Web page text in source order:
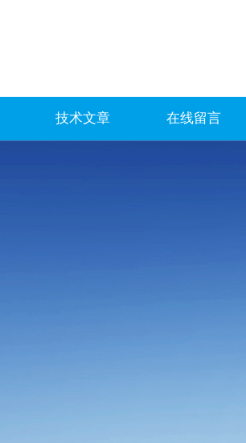
技术文章 在线留言